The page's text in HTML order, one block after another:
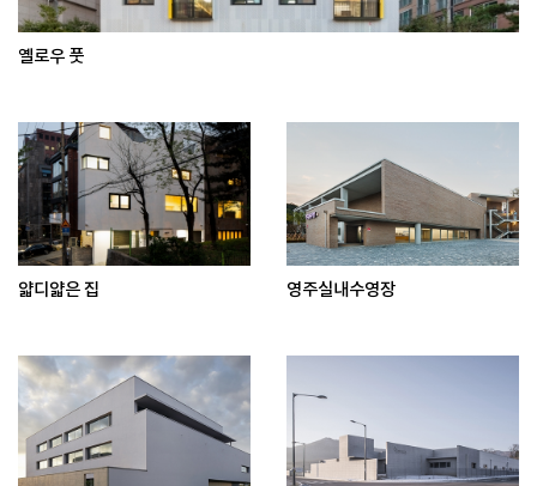
옐로우 풋
얇디얇은 집 영주실내수영장